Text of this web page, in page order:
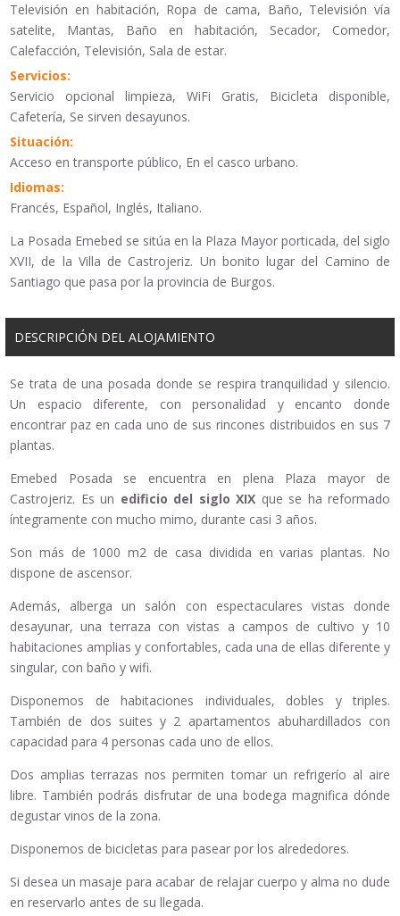
Televisión en habitación, Ropa de cama, Baño, Televisión vía
satelite, Mantas, Baño en habitación, Secador, Comedor,
Calefacción, Televisión, Sala de estar.
Servicios:
Servicio opcional limpieza, WiFi Gratis, Bicicleta disponible,
Cafetería, Se sirven desayunos.
Situación:
Acceso en transporte público, En el casco urbano.
Idiomas:
Francés, Español, Inglés, Italiano.
La Posada Emebed se sitúa en la Plaza Mayor porticada, del siglo
XVII, de la Villa de Castrojeriz. Un bonito lugar del Camino de
Santiago que pasa por la provincia de Burgos.
DESCRIPCIÓN DEL ALOJAMIENTO
Se trata de una posada donde se respira tranquilidad y silencio.
Un espacio diferente, con personalidad y encanto donde
encontrar paz en cada uno de sus rincones distribuidos en sus 7
plantas.
Emebed Posada se encuentra en plena Plaza mayor de
Castrojeriz. Es un edificio del siglo XIX que se ha reformado
íntegramente con mucho mimo, durante casi 3 años.
Son más de 1000 m2 de casa dividida en varias plantas. No
dispone de ascensor.
Además, alberga un salón con espectaculares vistas donde
desayunar, una terraza con vistas a campos de cultivo y 10
habitaciones amplias y confortables, cada una de ellas diferente y
singular, con baño y wifi.
Disponemos de habitaciones individuales, dobles y triples.
También de dos suites y 2 apartamentos abuhardillados con
capacidad para 4 personas cada uno de ellos.
Dos amplias terrazas nos permiten tomar un refrigerío al aire
libre. También podrás disfrutar de una bodega magnifica dónde
degustar vinos de la zona.
Disponemos de bicicletas para pasear por los alrededores.
Si desea un masaje para acabar de relajar cuerpo y alma no dude
en reservarlo antes de su llegada.